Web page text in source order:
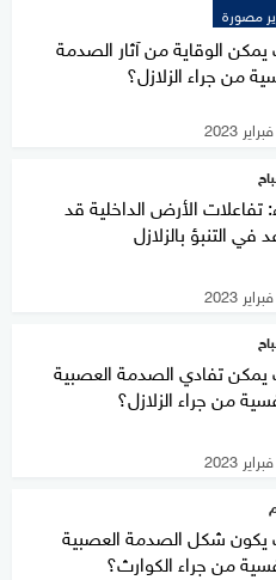
مصورة
الوقاية من آثار الصدمة
من جراء الزلازل؟
تفاعلات الأرض الداخلية قد
في التنبؤ بالزلازل
تفادي الصدمة العصبية
من جراء الزلازل؟
شكل الصدمة العصبية
من جراء الكوارث؟